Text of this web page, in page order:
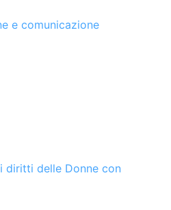
e comunicazione
diritti delle Donne con